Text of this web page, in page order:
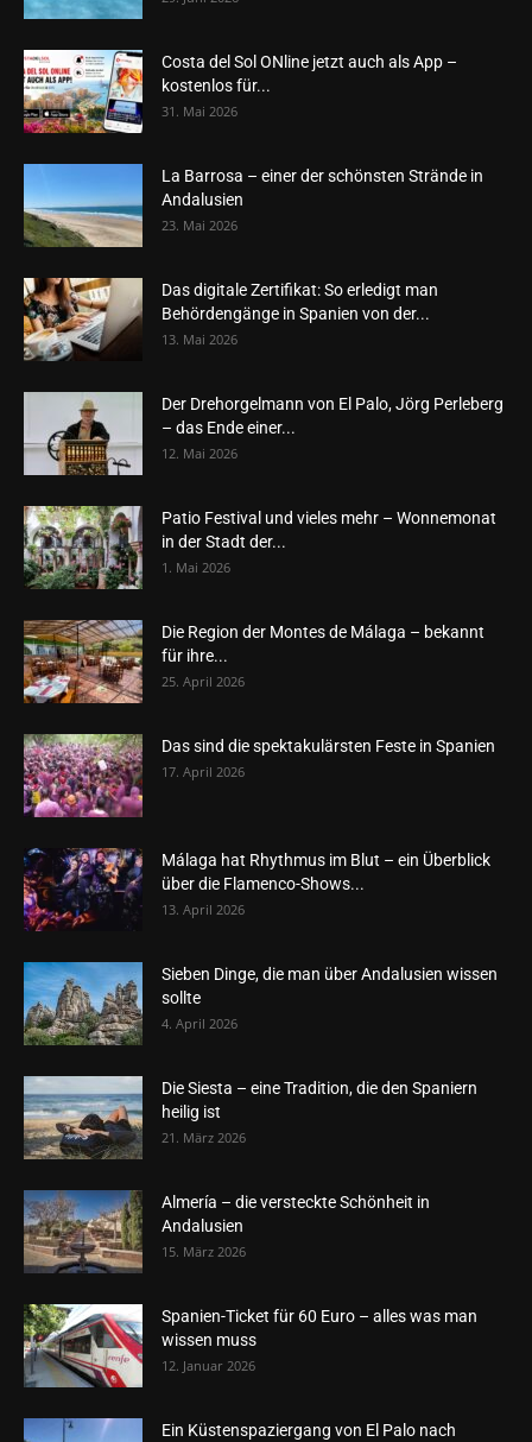
Costa del Sol ONline jetzt auch als App –
kostenlos für...
31. Mai 2026
La Barrosa – einer der schönsten Strände in
Andalusien
23. Mai 2026
Das digitale Zertifikat: So erledigt man
Behördengänge in Spanien von der...
13. Mai 2026
Der Drehorgelmann von El Palo, Jörg Perleberg
– das Ende einer...
12. Mai 2026
Patio Festival und vieles mehr – Wonnemonat
in der Stadt der...
1. Mai 2026
Die Region der Montes de Málaga – bekannt
für ihre...
25. April 2026
Das sind die spektakulärsten Feste in Spanien
17. April 2026
Málaga hat Rhythmus im Blut – ein Überblick
über die Flamenco-Shows...
13. April 2026
Sieben Dinge, die man über Andalusien wissen
sollte
4. April 2026
Die Siesta – eine Tradition, die den Spaniern
heilig ist
21. März 2026
Almería – die versteckte Schönheit in
Andalusien
15. März 2026
Spanien-Ticket für 60 Euro – alles was man
wissen muss
12. Januar 2026
Ein Küstenspaziergang von El Palo nach